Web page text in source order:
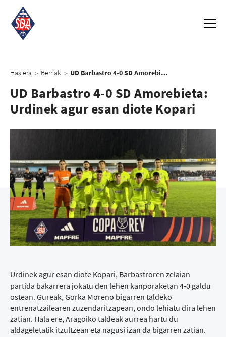
Hasiera > Berriak > UD Barbastro 4-0 SD Amorebieta: Urdinek agur esan diote Kopari
UD Barbastro 4-0 SD Amorebieta:
Urdinek agur esan diote Kopari
Urdinek agur esan diote Kopari, Barbastroren zelaian
partida bakarrera jokatu den lehen kanporaketan 4-0 galdu
ostean. Gureak, Gorka Moreno bigarren taldeko
entrenatzailearen zuzendaritzapean, ondo lehiatu dira lehen
zatian. Hala ere, Aragoiko taldeak aurrea hartu du
aldageletatik itzultzean eta nagusi izan da bigarren zatian.